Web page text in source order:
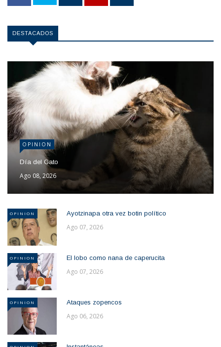
DESTACADOS
OPINION
Día del Gato
Ago 08, 2026
OPINION Ayotzinapa otra vez botin político
Ago 07, 2026
OPINION El lobo como nana de caperucita
Ago 07, 2026
OPINION Ataques zopencos
Ago 06, 2026